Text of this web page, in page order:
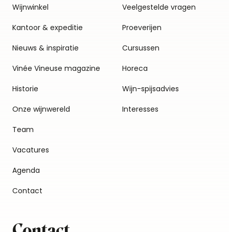
Wijnwinkel
Kantoor & expeditie
Nieuws & inspiratie
Vinée Vineuse magazine
Historie
Onze wijnwereld
Team
Vacatures
Agenda
Contact
Veelgestelde vragen
Proeverijen
Cursussen
Horeca
Wijn-spijsadvies
Interesses